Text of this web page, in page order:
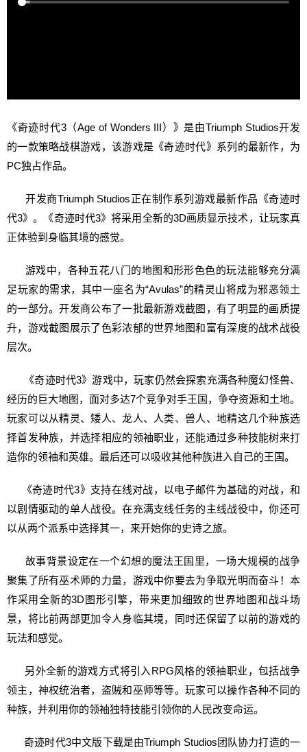
《奇迹时代3（Age of Wonders III）》是由Triumph Studios开发
的一款策略战棋游戏，该游戏是《奇迹时代》系列的最新作，为
PC独占作品。
开发商Triumph Studios正在制作系列游戏最新作品《奇迹时
代3》。《奇迹时代3》将采用全新的3D画质显示技术，让玩家真
正体验到身临其境的感觉。
游戏中，各种五花八门的地图和形形色色的玩法能够充分满
足玩家的需求，其中一座名为“Avulas”的精灵山将成为邪恶领土
的一部分。开发商公布了一批最新游戏截图，有了明显的画质提
升，游戏截图展示了色彩浓郁的世界地图和富有深度的战术战役
层次。
《奇迹时代3》游戏中，玩家仍然会探索充满各种魔幻怪兽、
经历的巨大地图，面对多达7个竞争对手王国，争夺资源和土地。
玩家可以从精灵、矮人、龙人、人类、兽人、地精这几个种族选
择首发种族，并选择相应的领袖职业，还能通过多种技能树来打
造你的领袖和英雄。最后还可以吸收其他种族进入自己的王国。
《奇迹时代3》支持在线对战，以电子邮件为基础的对战，和
以剧情驱动的单人战役。在充满支线任务的主线战役中，你还可
以从两个派系中选择其一，来开始你的史诗之旅。
故事背景设定在一个幻想的魔法王国里，一场大规模的战争
聚集了所有巫术师的力量，游戏中你要去为争取光明而奋斗！本
作采用全新的3D图形引擎，带来更加细致的世界地图和战斗场
景，将比前两部更加令人身临其境，同时还保留了以前的游戏的
玩法和感觉。
另外全新的游戏方式将引入RPG风格的领袖职业，包括战争
领主，神权统治者，盗贼和巫师等等。玩家可以操作各种不同的
种族，并利用你的领袖独特技能引领你的人民改变命运。
奇迹时代3中文版下载是由Triumph Studios团队协力打造的一